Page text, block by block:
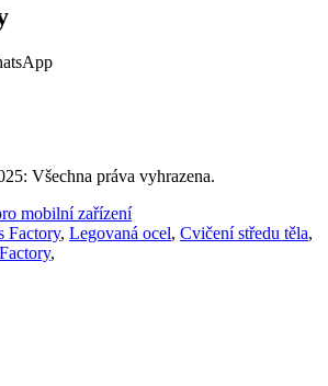
Všechna práva vyhrazena.
mobilní zařízení
Factory, Legovaná ocel, Cvičení středu těla,
,